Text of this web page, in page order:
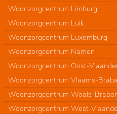
Woonzorgcentrum Limburg
Woonzorgcentrum Luik
Woonzorgcentrum Luxemburg
Woonzorgcentrum Namen
Woonzorgcentrum Oost-
Woonzorgcentrum Vlaams-
Woonzorgcentrum Waals-
Woonzorgcentrum West-